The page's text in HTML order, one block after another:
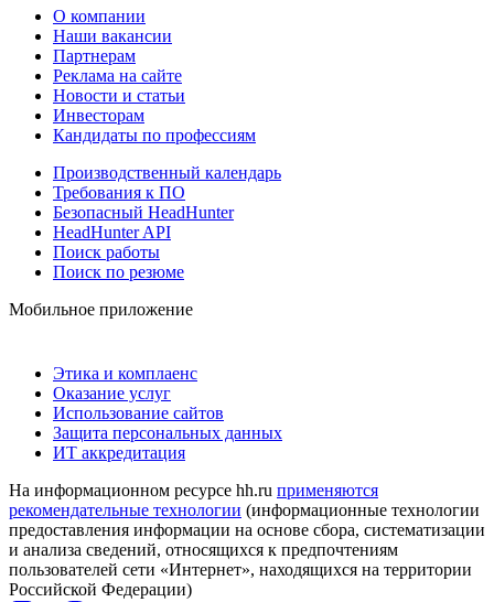
О компании
Наши вакансии
Партнерам
Реклама на сайте
Новости и статьи
Инвесторам
Кандидаты по профессиям
Производственный календарь
Требования к ПО
Безопасный HeadHunter
HeadHunter API
Поиск работы
Поиск по резюме
Мобильное приложение
Этика и комплаенс
Оказание услуг
Использование сайтов
Защита персональных данных
ИТ аккредитация
На информационном ресурсе hh.ru применяются
рекомендательные технологии (информационные технологии
предоставления информации на основе сбора, систематизации
и анализа сведений, относящихся к предпочтениям
пользователей сети «Интернет», находящихся на территории
Российской Федерации)